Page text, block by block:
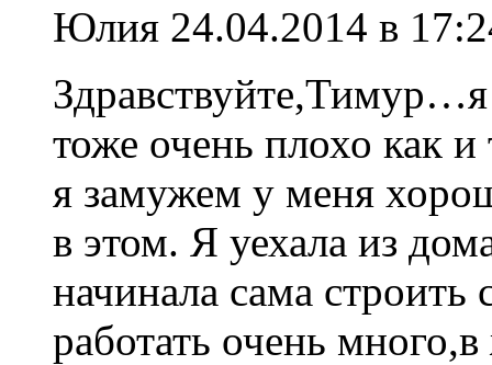
Юлия 24.04.2014 в
тоже очень плохо как и
я замужем у меня
в этом. Я уехала из
начинала сама
работать очень